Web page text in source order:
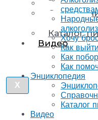
напитков
Каталог
Видео
X
Хочу
Как
Как
Как
Энциклопедия
Каталог
Видео